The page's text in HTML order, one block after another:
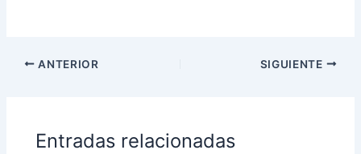
ANTERIOR SIGUIENTE
Entradas relacionadas